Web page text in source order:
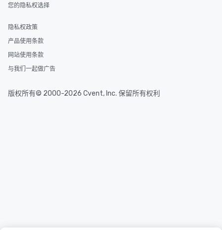
您的隐私权选择
隐私权政策
产品使用条款
网站使用条款
与我们一起做广告
版权所有© 2000-2026 Cvent, Inc. 保留所有权利